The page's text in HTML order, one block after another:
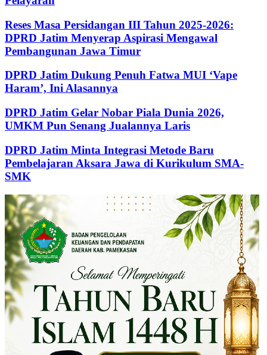
Reses Masa Persidangan III Tahun 2025-2026:
DPRD Jatim Menyerap Aspirasi Mengawal
Pembangunan Jawa Timur
DPRD Jatim Dukung Penuh Fatwa MUI ‘Vape
Haram’, Ini Alasannya
DPRD Jatim Gelar Nobar Piala Dunia 2026,
UMKM Pun Senang Jualannya Laris
DPRD Jatim Minta Integrasi Metode Baru
Pembelajaran Aksara Jawa di Kurikulum SMA-
SMK